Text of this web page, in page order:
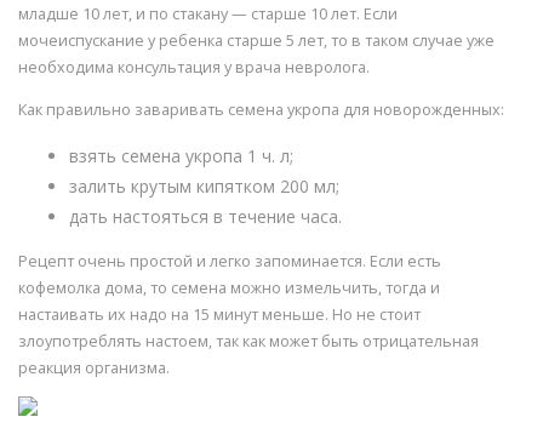
младше 10 лет, и по стакану — старше 10 лет. Если
мочеиспускание у ребенка старше 5 лет, то в таком случае уже
необходима консультация у врача невролога.
Как правильно заваривать семена укропа для новорожденных:
взять семена укропа 1 ч. л;
залить крутым кипятком 200 мл;
дать настояться в течение часа.
Рецепт очень простой и легко запоминается. Если есть
кофемолка дома, то семена можно измельчить, тогда и
настаивать их надо на 15 минут меньше. Но не стоит
злоупотреблять настоем, так как может быть отрицательная
реакция организма.